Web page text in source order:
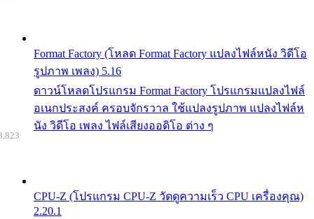
Format Factory (โหลด Format Factory แปลงไฟล์หนัง วิดีโอ
รูปภาพ เพลง) 5.16
ดาวน์โหลดโปรแกรม Format Factory โปรแกรมแปลงไฟล์
อเนกประสงค์ ครอบจักรวาล ใช้แปลงรูปภาพ แปลงไฟล์ห
นัง วิดีโอ เพลง ไฟล์เสียงออดิโอ ต่าง ๆ
CPU-Z (โปรแกรม CPU-Z วัดดูความเร็ว CPU เครื่องคุณ)
2.20.1